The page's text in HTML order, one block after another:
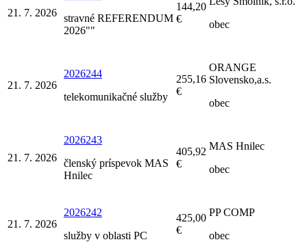
21. 7. 2026 stravné REFERENDUM
2026""
144,20
€
obec
21. 7. 2026
2026244
telekomunikačné služby
255,16
€
ORANGE
Slovensko,a.s.
obec
21. 7. 2026
2026243
členský príspevok MAS
Hnilec
405,92
€
MAS Hnilec
obec
21. 7. 2026
2026242
služby v oblasti PC
425,00
€
PP COMP
obec